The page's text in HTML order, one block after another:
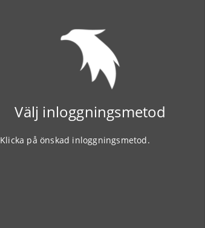
Välj inloggningsmetod
Klicka på önskad inloggningsmetod.